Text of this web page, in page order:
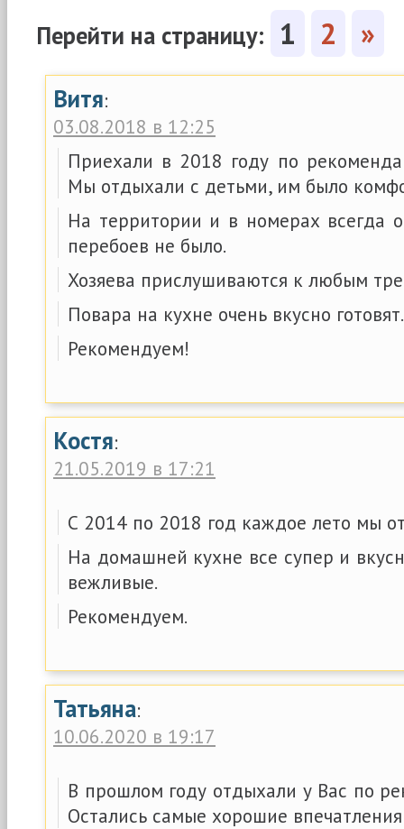
Перейти на страницу: 1 2 »
Витя:
03.08.2018 в 12:25
Приехали в 2018 году по
Мы отдыхали с детьми, им было
На территории и в номерах всегда
перебоев не было.
Хозяева прислушиваются к любым
Повара на кухне очень вкусно готовят.
Рекомендуем!
Костя:
21.05.2019 в 17:21
С 2014 по 2018 год каждое лето мы
На домашней кухне все супер и
вежливые.
Рекомендуем.
Татьяна:
10.06.2020 в 19:17
В прошлом году отдыхали у Вас по
Остались самые хорошие